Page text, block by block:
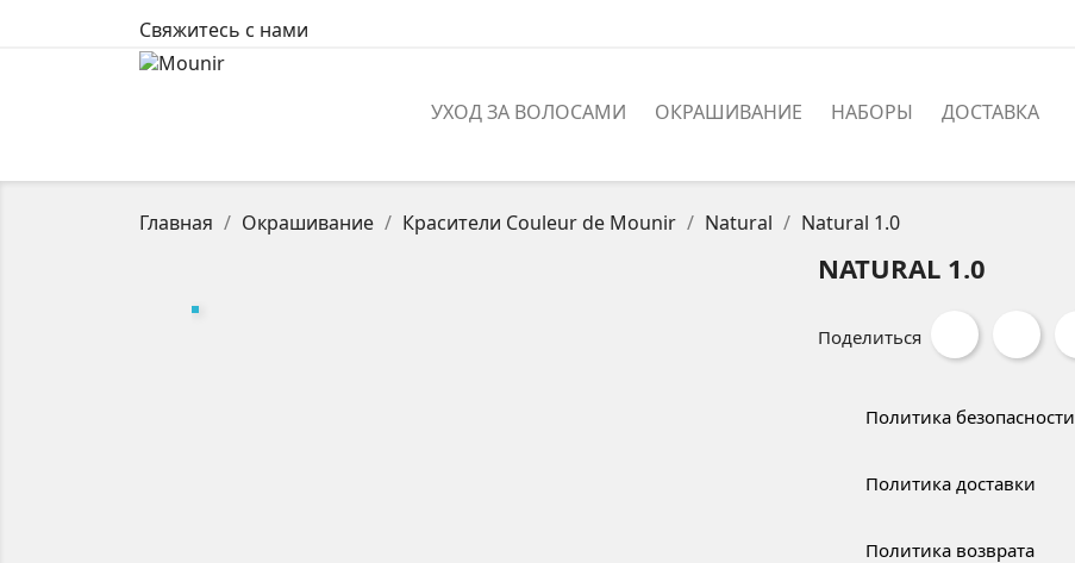
Свяжитесь с нами
УХОД ЗА ВОЛОСАМИ ОКРАШИВАНИЕ НАБОРЫ ДОСТАВКА
Главная Окрашивание Красители Couleur de Mounir Natural Natural 1.0
NATURAL 1.0
Поделиться
Политика безопасности
Политика доставки
Политика возврата